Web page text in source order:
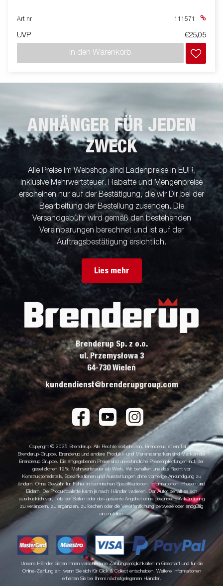
Art nr 111571
UVP €25,05
In den Warenkorb
ANHÄNGER FÜR JEDEN
ZWECK
Alle Preise im Webshop sind Ladenpreise in EUR,
inklusive Mehrwertsteuer. Rabatte und Mengenpreise
erscheinen nur auf der Bestätigung, die wir Dir bei der
Bearbeitung der Bestellung zusenden. Die
Versandgebühr wird gemäß den bestehenden
Vereinbarungen berechnet und ist auf der
Auftragsbestätigung ersichtlich.
Lies mehr
Brenderup Sp. z o.o.
ul. Przemysłowa 3
64-730 Wieleń
kundendienst@brenderupgroup.com
Copyright © 2025 Brenderup. Alle Rechte vorbehalten. Brenderup ist ein Teil der
Brenderup-Gruppe. Brenderup und andere Produkt- und Merkmalsmarken sind Marken der
Brenderup Gruppe. Die angegebenen Preise sind unverbindliche Preisempfehlungen incl. der
gesetzlichen 19% Mehrwertsteuer ab Werk. Wir behalten uns das Recht vor
Konstruktionsdetails, Spezifikationen und Ausstattungen ohne vorherige Ankündigung zu
ändern. Ohne Gewähr für Fehler in technischen Spezifikationen, Informationen, Preisen und
Bildern. Die Produktpalette kann je nach Händler variieren. Der Autor behält es sich
ausdrücklich vor, Teile der Seiten oder das gesamte Angebot ohne gesonderte Ankündigung
zu verändern, zu ergänzen, zu löschen oder die Veröffentlichung zeitweise oder endgültig
einzustellen.
Unsere Händler bieten Ihnen verschiedene Zahlungsmöglichkeiten im Geschäft und für die
Online-Zahlung an, wenn Sie sich für Click & Collect entscheiden. Weitere Informationen
erhalten Sie bei Ihrem nächstgelegenen Händler.